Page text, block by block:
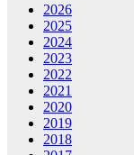
2026
2025
2024
2023
2022
2021
2020
2019
2018